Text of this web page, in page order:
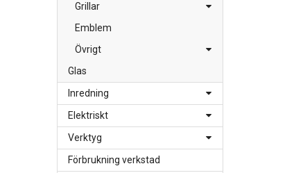
Grillar
Emblem
Övrigt
Glas
Inredning
Elektriskt
Verktyg
Förbrukning verkstad